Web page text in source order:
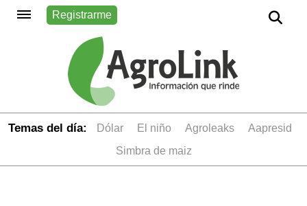
Registrarme
Temas del día: dólar el niño Agroleaks
aapresid
simbra de maiz